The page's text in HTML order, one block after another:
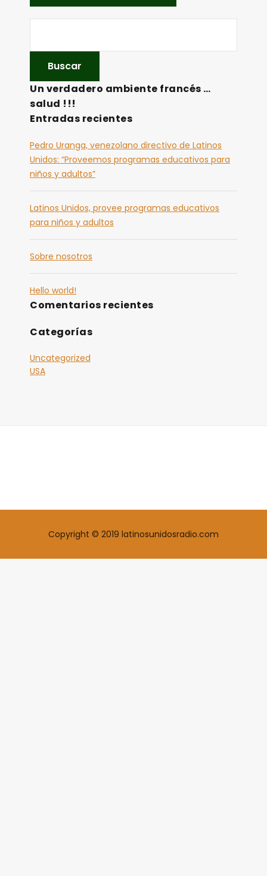
Un verdadero ambiente francés …
salud !!!
Entradas recientes
Pedro Uranga, venezolano directivo de Latinos
Unidos: “Proveemos programas educativos para
niños y adultos”
Latinos Unidos, provee programas educativos
para niños y adultos
Sobre nosotros
Hello world!
Comentarios recientes
Categorías
Uncategorized
USA
Copyright © 2019 latinosunidosradio.com